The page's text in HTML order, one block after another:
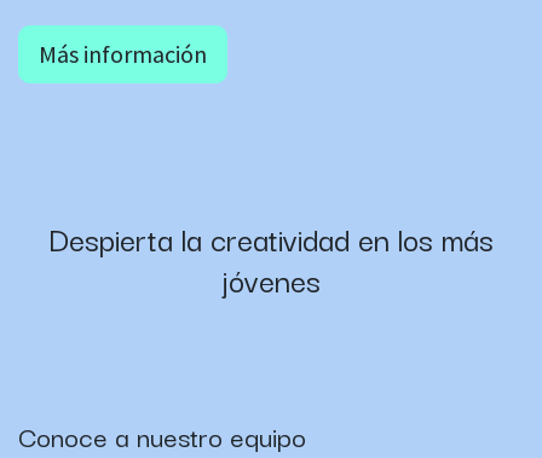
Más información
Despierta la creatividad en los más
jóvenes
Conoce a nuestro equipo